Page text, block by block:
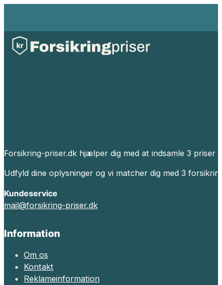
Forsikring-priser.dk hjælper dig med at indsamle 3 priser
Udfyld dine oplysninger og vi matcher dig med 3
Kundeservice
mail@forsikring-priser.dk
Information
Om os
Kontakt
Reklameinformation